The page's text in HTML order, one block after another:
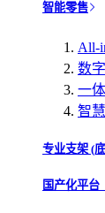
智能零售
All-
数
一
智
专业支架 (
国产化平台